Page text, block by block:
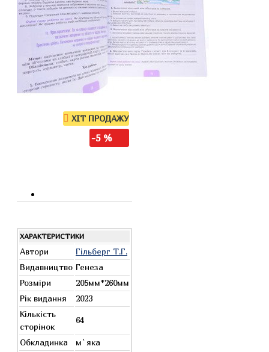
ХІТ ПРОДАЖУ
-5 %
ХАРАКТЕРИСТИКИ
Автори
Гільберг Т.Г.
Видавництво Генеза
Розміри
205мм*260мм
Рік видання
2023
Кількість
сторінок
64
Обкладинка
м`яка